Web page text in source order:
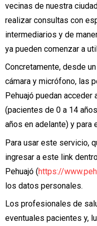
vecinas de nuestra
realizar consultas con
intermediarios y de
ya pueden comenzar a
Concretamente, desde
cámara y micrófono, las
Pehuajó puedan
(pacientes de 0 a 14
años en adelante) y para
Para usar este servicio,
ingresar a este link
Pehuajó (https://
los datos personales.
Los profesionales de
eventuales pacientes y,